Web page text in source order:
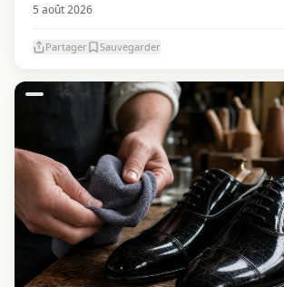
5 août 2026
Partager Sauvegarder